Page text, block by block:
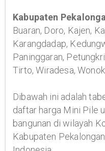
Kabupaten
Buaran, Doro, Kajen,
Karangdadap,
Paninggaran,
Tirto, Wiradesa,
Dibawah ini adalah
daftar harga Mini Pile
bangunan di wilayah
Kabupaten